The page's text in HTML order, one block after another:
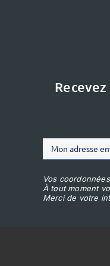
Vos
À tout moment
Merci de votre